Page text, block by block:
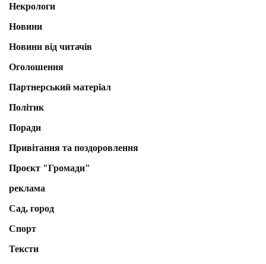
Некрологи
Новини
Новини від читачів
Оголошення
Партнерський матеріал
Політик
Поради
Привітання та поздоровлення
Проєкт "Громади"
реклама
Сад, город
Спорт
Тексти